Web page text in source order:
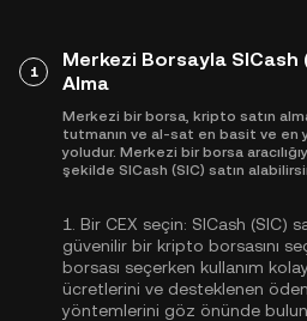
1
Merkezi Borsayla SICash
Alma
Merkezi bir borsa, kripto satın
tutmanın ve al-sat en basit ve en
yoludur. Merkezi bir borsa
şekilde SICash (SIC) satın
1. Bir CEX seçin: SICash (SIC)
güvenilir bir kripto borsasını
borsası seçerken kullanım
ücretlerini ve desteklenen
yöntemlerini göz önünde